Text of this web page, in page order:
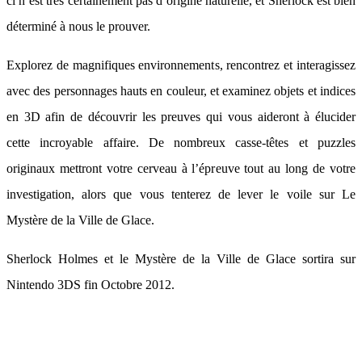
déterminé à nous le prouver.
Explorez de magnifiques environnements, rencontrez et interagissez
avec des personnages hauts en couleur, et examinez objets et indices
en 3D afin de découvrir les preuves qui vous aideront à élucider
cette incroyable affaire. De nombreux casse-têtes et puzzles
originaux mettront votre cerveau à l’épreuve tout au long de votre
investigation, alors que vous tenterez de lever le voile sur Le
Mystère de la Ville de Glace.
Sherlock Holmes et le Mystère de la Ville de Glace sortira sur
Nintendo 3DS fin Octobre 2012.